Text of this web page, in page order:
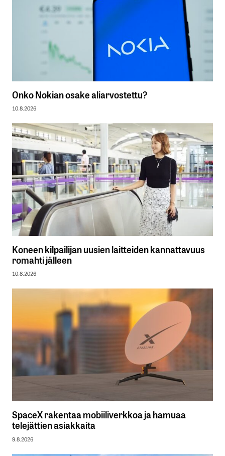
Onko Nokian osake aliarvostettu?
10.8.2026
Koneen kilpailijan uusien laitteiden kannattavuus
romahti jälleen
10.8.2026
SpaceX rakentaa mobiiliverkkoa ja hamuaa
telejättien asiakkaita
9.8.2026